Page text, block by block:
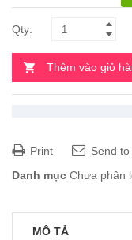
Thêm vào giỏ
Print
Send
Danh mục Chưa phân
MÔ TẢ